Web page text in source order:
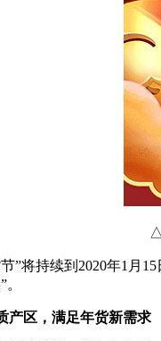
”将持续到2020年1月
产区，满足年货新需求